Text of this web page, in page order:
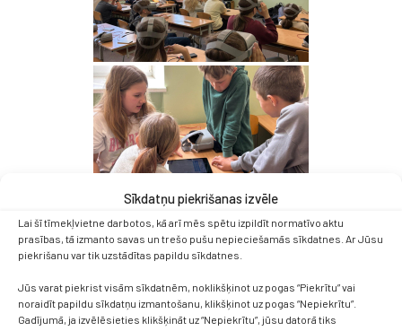
Sīkdatņu piekrišanas izvēle
Lai šī tīmekļvietne darbotos, kā arī mēs spētu izpildīt normatīvo aktu
prasības, tā izmanto savas un trešo pušu nepieciešamās sīkdatnes. Ar Jūsu
piekrišanu var tik uzstādītas papildu sīkdatnes.
Jūs varat piekrist visām sīkdatnēm, noklikšķinot uz pogas “Piekrītu” vai
noraidīt papildu sīkdatņu izmantošanu, klikšķinot uz pogas “Nepiekrītu”.
Gadījumā, ja izvēlēsieties klikšķināt uz “Nepiekrītu”, jūsu datorā tiks